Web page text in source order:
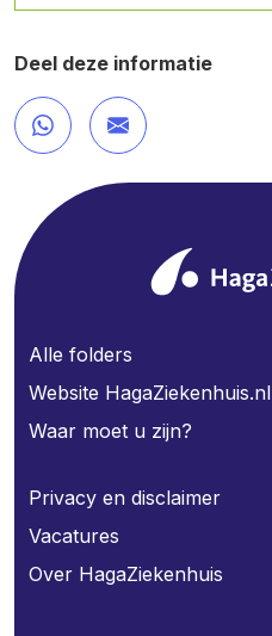
Deel deze informatie
Alle folders
Website HagaZiekenhuis.nl
Waar moet u zijn?
Privacy en disclaimer
Vacatures
Over HagaZiekenhuis